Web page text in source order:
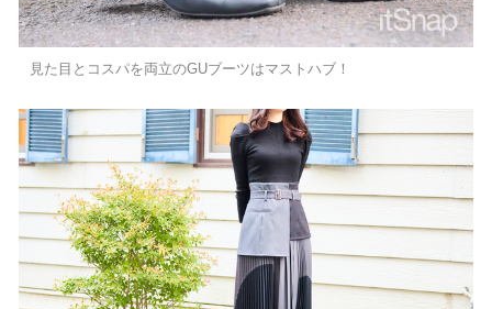
見た目とコスパを両立のGUブーツはマストハブ！